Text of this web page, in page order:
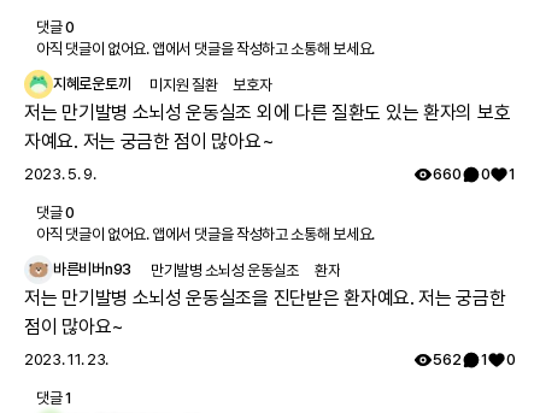
댓글0
아직 댓글이 없어요. 앱에서 댓글을 작성하고 소통해 보세요.
지혜로운토끼
미지원 질환 보호자
저는 만기발병 소뇌성 운동실조 외에 다른 질환도 있는 환자의 보호
자예요. 저는 궁금한 점이 많아요~
2023. 5. 9. 660 0 1
댓글0
아직 댓글이 없어요. 앱에서 댓글을 작성하고 소통해 보세요.
바른비버n93
만기발병 소뇌성 운동실조 환자
저는 만기발병 소뇌성 운동실조을 진단받은 환자예요. 저는 궁금한
점이 많아요~
2023. 11. 23. 562 1 0
댓글1